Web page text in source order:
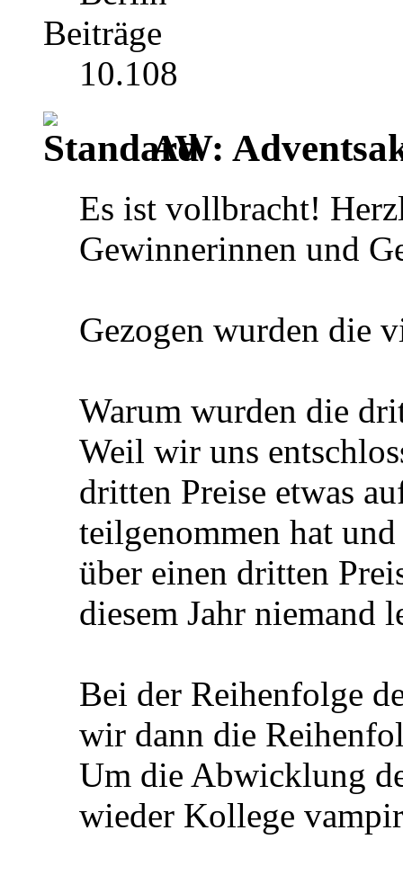
Beiträge
10.108
AW:
Es ist vollbracht!
Gewinnerinnen und
Gezogen wurden die
Warum wurden die
Weil wir uns
dritten Preise etwas
teilgenommen hat
über einen dritten
diesem Jahr niemand
Bei der Reihenfolge
wir dann die
Um die Abwicklung
wieder Kollege